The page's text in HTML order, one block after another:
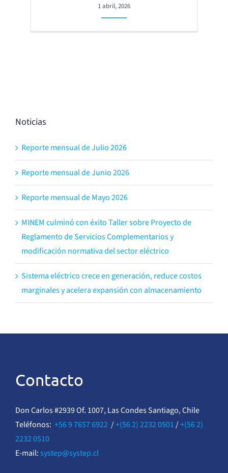
1 abril, 2026
Noticias
Reporte mensual de Julio 2026
Reporte mensual de Junio 2026
Reporte mensual de Mayo 2026
MINEM culminó con éxito Taller sobre Proyecto de
Reglamento de Servicios Complementarios y
modificación normativa del sector eléctrico
Sistema eléctrico crece en generación, reduce costos
marginales y acelera expansión con almacenamiento
Contacto
Don Carlos #2939 Of. 1007, Las Condes Santiago, Chile
Teléfonos: +56 9 7657 6922/+(56 2) 2232 0501/+(56 2)
2232 0510
E-mail: systep@systep.cl